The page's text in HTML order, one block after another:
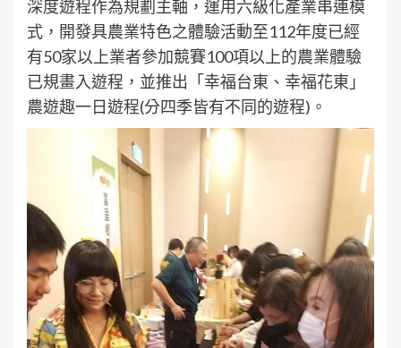
深度遊程作為規劃主軸，運用六級化產業串連模
式，開發具農業特色之體驗活動至112年度已經
有50家以上業者參加競賽100項以上的農業體驗
已規畫入遊程，並推出「幸福台東、幸福花東」
農遊趣一日遊程(分四季皆有不同的遊程)。